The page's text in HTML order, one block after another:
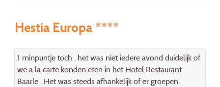
Hestia Europa ****
1 minpuntje toch , het was niet iedere avond duidelijk of
we a la carte konden eten in het Hotel Restaurant
Baarle . Het was steeds afhankelijk of er groepen